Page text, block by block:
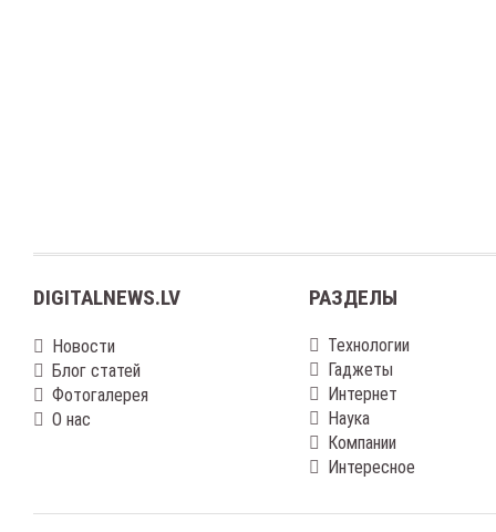
DIGITALNEWS.LV
Новости
Блог статей
Фотогалерея
О нас
РАЗДЕЛЫ
Технологии
Гаджеты
Интернет
Наука
Компании
Интересное